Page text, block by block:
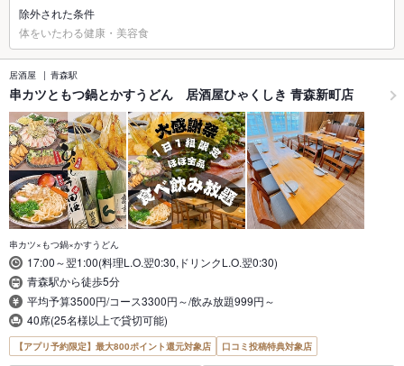
除外された条件
体をいたわる健康・美容食
居酒屋 青森駅
串カツともつ鍋とかすうどん 居酒屋ひゃくしき 青森新町店
串カツ×もつ鍋×かすうどん
17:00～翌1:00(料理L.O.翌0:30,ドリンクL.O.翌0:30)
青森駅から徒歩5分
平均予算3500円/コース3300円～/飲み放題999円～
40席(25名様以上で貸切可能)
【アプリ予約限定】最大800ポイント還元対象店 口コミ投稿特典対象店